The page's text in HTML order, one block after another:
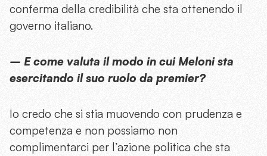
conferma della credibilità che sta ottenendo il
governo italiano.
– E come valuta il modo in cui Meloni sta
esercitando il suo ruolo da premier?
Io credo che si stia muovendo con prudenza e
competenza e non possiamo non
complimentarci per l’azione politica che sta